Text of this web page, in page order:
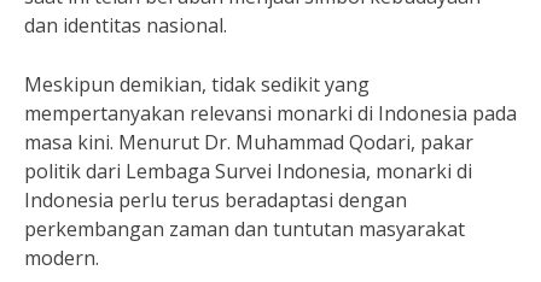
dan identitas nasional.
Meskipun demikian, tidak sedikit yang
mempertanyakan relevansi monarki di Indonesia pada
masa kini. Menurut Dr. Muhammad Qodari, pakar
politik dari Lembaga Survei Indonesia, monarki di
Indonesia perlu terus beradaptasi dengan
perkembangan zaman dan tuntutan masyarakat
modern.